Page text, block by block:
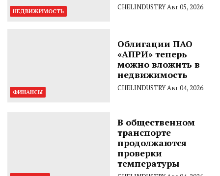
НЕДВИЖИМОСТЬ CHELINDUSTRYАвг 05, 2026
ФИНАНСЫ
Облигации ПАО
«АПРИ» теперь
можно вложить в
недвижимость
CHELINDUSTRYАвг 04, 2026
В общественном
транспорте
продолжаются
проверки
температуры